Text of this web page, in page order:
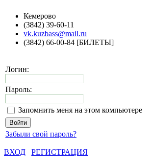
Кемерово
(3842) 39-60-11
vk.kuzbass@mail.ru
(3842) 66-00-84 [БИЛЕТЫ]
Логин:
Пароль:
Запомнить меня на этом компьютере
Забыли свой пароль?
ВХОД
РЕГИСТРАЦИЯ